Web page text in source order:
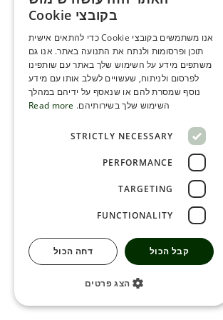
ENGLISH
SERBIA
HEBREW
RUSSIAN
SERBIAN-2
בקובצי Cookie
אנו משתמשים בקובצי Cookie כדי להתאים אישית
תוכן ופרסומות ולנתח את התנועה באתר. אנו גם
משתפים מידע על השימוש שלך באתר עם שותפינו
לפרסום ולניתוח, שעשויים לשלב אותו עם מידע
נוסף שמסרת להם או שנאסף על ידיהם במהלך
השימוש שלך בשירותיהם. Read more
STRICTLY NECESSARY
PERFORMANCE
TARGETING
FUNCTIONALITY
קבל הכול דחה הכול
הצג פרטים